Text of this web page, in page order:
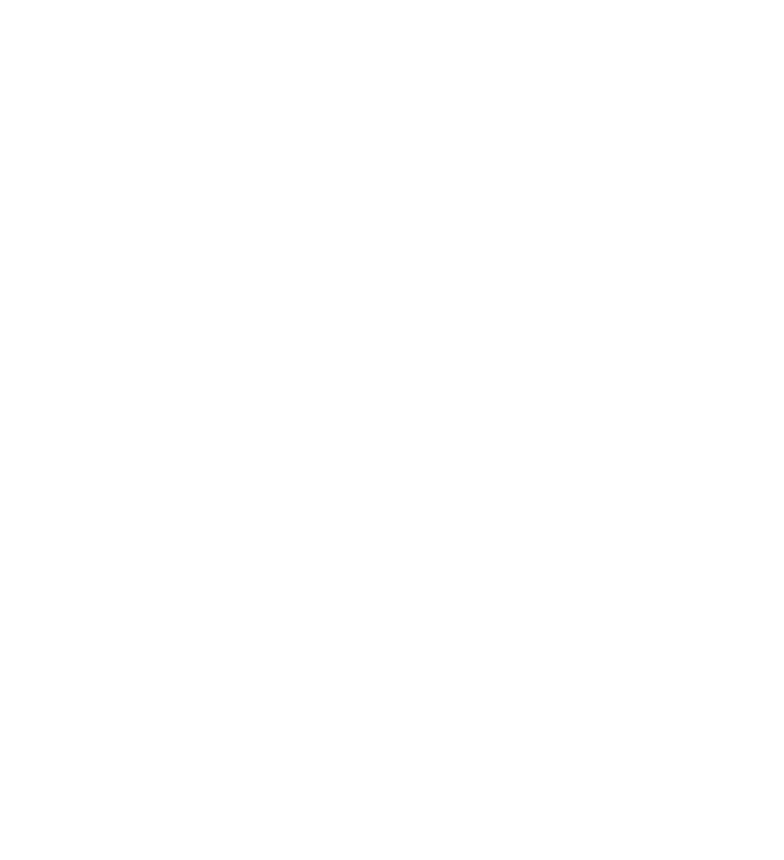
捉能力。设备的核心性能体现在信号采集环节，即通过高精度传感器（如光电容积脉搏波或心电导联）获取原始心跳间
或睡眠等不同状态下，都能稳定记录细微的生理波动。此外，设备内置的分析算法是关键，它将原始数据转化为可供解
计算需符合行业公认的生理学模型，算法的稳定性和可重复性是专业评估的基石。一个较好的系统应能提供清晰、标准
角度看，设备的操作应简化医疗机构人员的工作负担，例如通过一键式启动、自动伪差剔除功能，减少人为操作误差。
例如对心率震荡、散点图等进阶指标的计算，以满足不同科室（如心内科、恢复管理科、睡眠检测）的差异化需求。报
循设备说明书的操作规范，以获取较好的评估结果。
，其需具备完整的医疗器械注册证，保障产品符合国家相关法规与标准。在日常使用中，定期维护与校准是保障数据稳
重要，仪器应具备符合医疗数据管理要求的存储与导出功能，保护受检者隐私。从服务角度看，供应商的技术支持与培
，例如是否支持与医院信息系统的数据对接，以融入诊疗全流程。最终，仪器的选择应基于医疗机构实际需求，结合科
读，心率变异性分析仪器方能成为评估自主神经功能、辅助医疗机构决策的有效工具。